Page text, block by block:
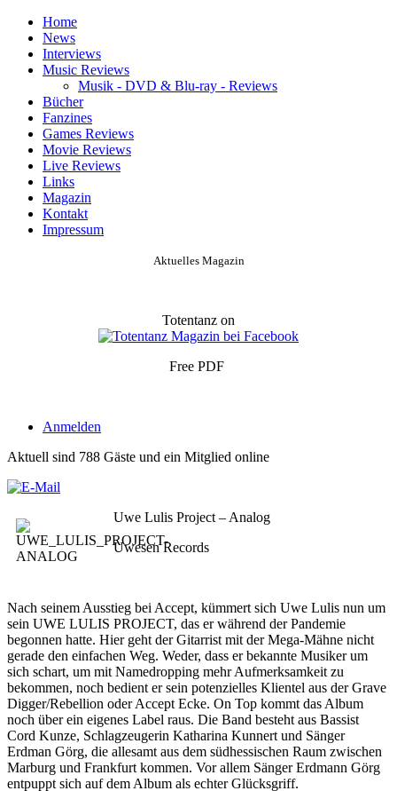
Home
News
Interviews
Music Reviews
Musik - DVD & Blu-ray - Reviews
Bücher
Fanzines
Games Reviews
Movie Reviews
Live Reviews
Links
Magazin
Kontakt
Impressum
Aktuelles Magazin
Totentanz on
Free PDF
Anmelden
Aktuell sind 788 Gäste und ein Mitglied online
Uwe Lulis Project – Analog
Uwesen Records
Nach seinem Ausstieg bei Accept, kümmert sich Uwe Lulis nun um
sein UWE LULIS PROJECT, das er während der Pandemie
begonnen hatte. Hier geht der Gitarrist mit der Mega-Mähne nicht
gerade den einfachen Weg. Weder, dass er bekannte Musiker um
sich schart, um mit Namedropping mehr Aufmerksamkeit zu
bekommen, noch bedient er sein potenzielles Klientel aus der Grave
Digger/Rebellion oder Accept Ecke. On Top kommt das Album
noch über ein eigenes Label raus. Die Band besteht aus Bassist
Cord Kunze, Schlagzeugerin Katharina Kunnert und Sänger
Erdman Görg, die allesamt aus dem südhessischen Raum zwischen
Marburg und Frankfurt kommen. Vor allem Sänger Erdmann Görg
entpuppt sich auf dem Album als echter Glücksgriff.